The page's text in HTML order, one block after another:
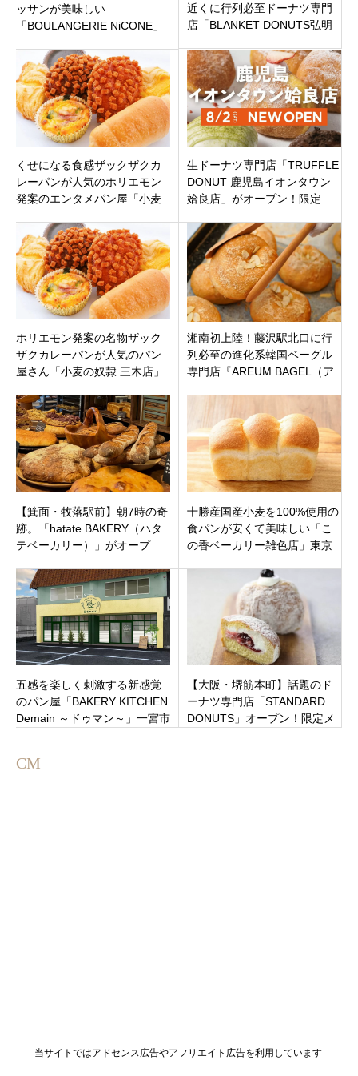
ッサンが美味しい
「BOULANGERIE NiCONE」
市
近くに行列必至ドーナツ専門
店「BLANKET DONUTS弘明
くせになる食感ザックザクカ
レーパンが人気のホリエモン
発案のエンタメパン屋「小麦
オープン！
生ドーナツ専門店「TRUFFLE
DONUT 鹿児島イオンタウン
姶良店」がオープン！限定
に大注目！
ホリエモン発案の名物ザック
ザクカレーパンが人気のパン
屋さん「小麦の奴隷 三木店」
湘南初上陸！藤沢駅北口に行
列必至の進化系韓国ベーグル
専門店『AREUM BAGEL（ア
ープン！
【箕面・牧落駅前】朝7時の奇
跡。「hatate BAKERY（ハタ
テベーカリー）」がオープ
験。
十勝産国産小麦を100%使用の
食パンが安くて美味しい「こ
の香ベーカリー雑色店」東京
11月19日オープンです。
五感を楽しく刺激する新感覚
のパン屋「BAKERY KITCHEN
Demain ～ドゥマン～」一宮市
【大阪・堺筋本町】話題のド
ーナツ専門店「STANDARD
DONUTS」オープン！限定メ
CM
当サイトではアドセンス広告やアフリエイト広告を利用しています